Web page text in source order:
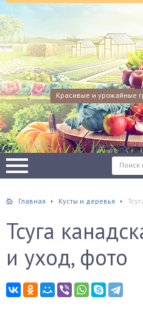
Красивые и урожайные
Главная Кусты и деревья
Тсуга
и уход, фото